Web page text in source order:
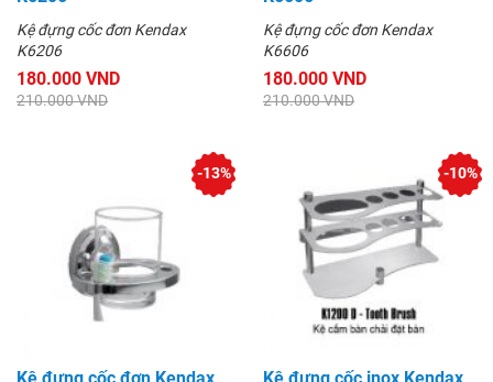
Kệ đựng cốc đơn Kendax
K6206
180.000 VND
210.000 VND
Kệ đựng cốc đơn Kendax
K6606
180.000 VND
210.000 VND
-13% -10%